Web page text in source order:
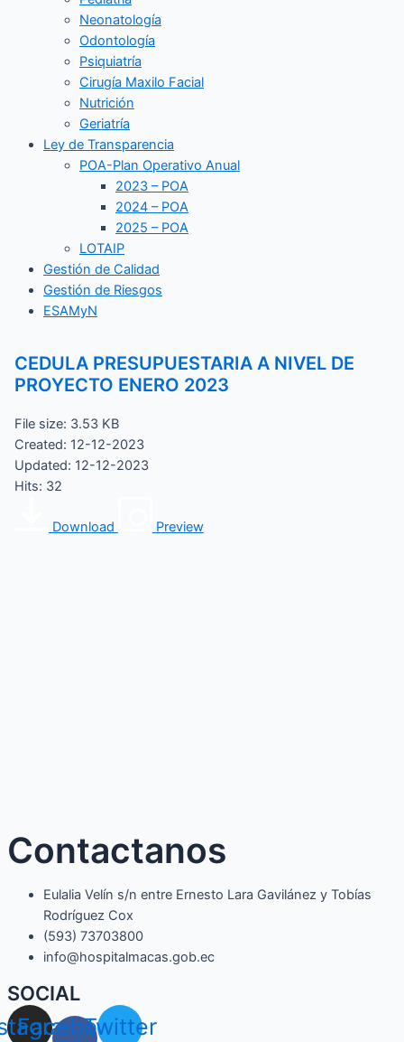
Neonatología
Odontología
Psiquiatría
Cirugía Maxilo Facial
Nutrición
Geriatría
Ley de Transparencia
POA-Plan Operativo Anual
2023 – POA
2024 – POA
2025 – POA
LOTAIP
Gestión de Calidad
Gestión de Riesgos
ESAMyN
CEDULA PRESUPUESTARIA A NIVEL DE
PROYECTO ENERO 2023
File size: 3.53 KB
Created: 12-12-2023
Updated: 12-12-2023
Hits: 32
Download Preview
Contactanos
Eulalia Velín s/n entre Ernesto Lara Gavilánez y Tobías
Rodríguez Cox
(593) 73703800​
info@hospitalmacas.gob.ec
SOCIAL
Facebook-
Twitter